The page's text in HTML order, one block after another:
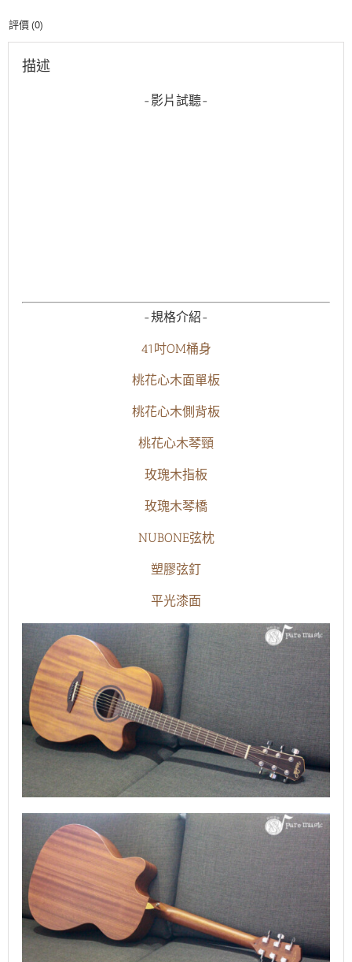
量
評價 (0)
描述
-影片試聽-
-規格介紹-
41吋OM桶身
桃花心木面單板
桃花心木側背板
桃花心木琴頸
玫瑰木指板
玫瑰木琴橋
NUBONE弦枕
塑膠弦釘
平光漆面